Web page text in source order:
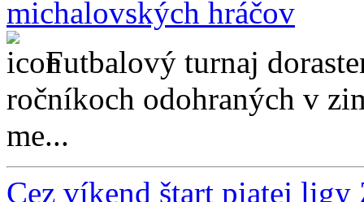
michalovských hráčov
Futbalový turnaj
ročníkoch odohraných v
me...
Cez víkend štart piatej ligy